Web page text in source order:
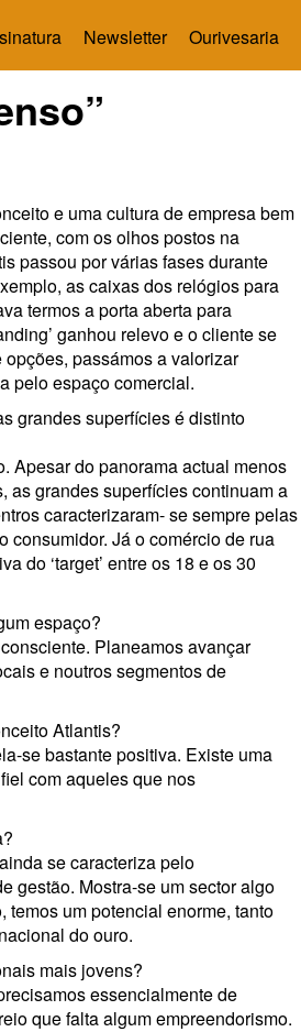
Newsletter Ourivesaria
e uma cultura de empresa bem
com os olhos postos na
passou por várias fases durante
as caixas dos relógios para
termos a porta aberta para
ganhou relevo e o cliente se
passámos a valorizar
pelo espaço comercial.
grandes superfícies é distinto
Apesar do panorama actual menos
as grandes superfícies continuam a
caracterizaram- se sempre pelas
consumidor. Já o comércio de rua
do ‘target’ entre os 18 e os 30
espaço?
Planeamos avançar
e noutros segmentos de
Atlantis?
se bastante positiva. Existe uma
com aqueles que nos
se caracteriza pelo
gestão. Mostra-se um sector algo
temos um potencial enorme, tanto
do ouro.
mais jovens?
essencialmente de
que falta algum empreendorismo.